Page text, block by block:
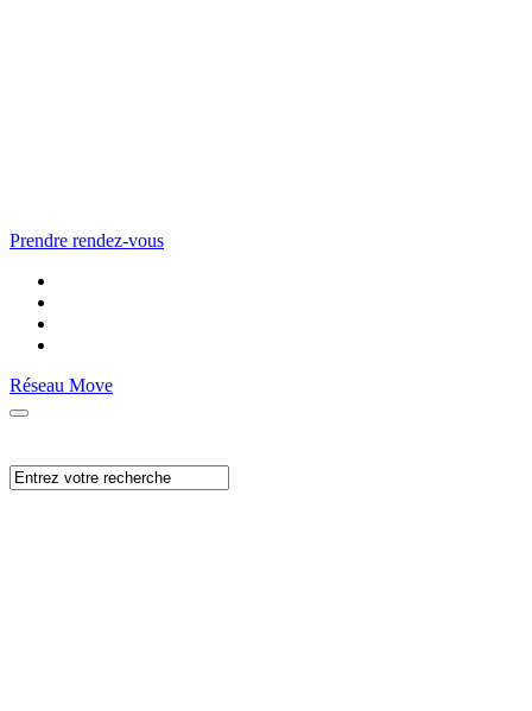
Prendre rendez-vous
Réseau Move